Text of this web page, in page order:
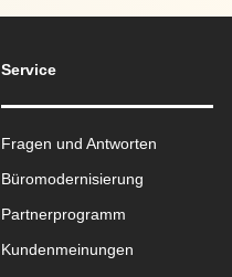
Service
Fragen und Antworten
Büromodernisierung
Partnerprogramm
Kundenmeinungen